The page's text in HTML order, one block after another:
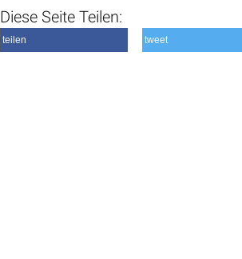
Diese Seite Teilen:
teilen tweet